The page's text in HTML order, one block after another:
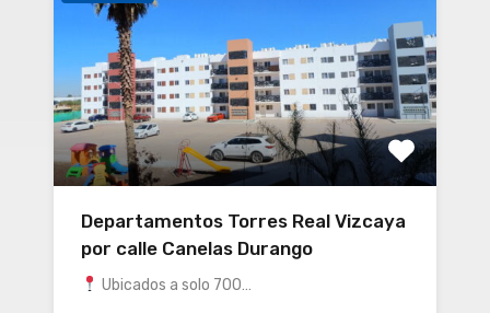
Departamentos Torres Real Vizcaya
por calle Canelas Durango
Ubicados a solo 700…